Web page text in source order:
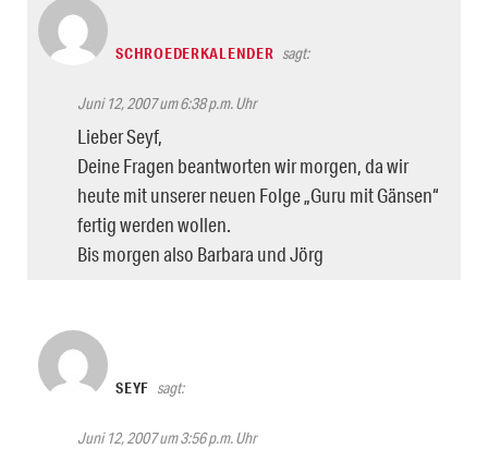
SCHROEDERKALENDER sagt:
Juni 12, 2007 um 6:38 p.m. Uhr
Lieber Seyf,
Deine Fragen beantworten wir morgen, da wir
heute mit unserer neuen Folge „Guru mit Gänsen“
fertig werden wollen.
Bis morgen also Barbara und Jörg
SEYF sagt:
Juni 12, 2007 um 3:56 p.m. Uhr